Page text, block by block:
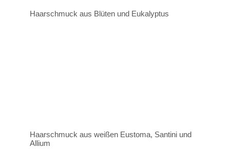
Haarschmuck aus Blüten und Eukalyptus
Haarschmuck aus weißen Eustoma, Santini und
Allium